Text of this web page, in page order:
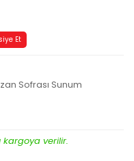
Et
Sofrası Sunum
kargoya verilir.